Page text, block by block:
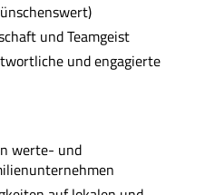
und Teamgeist
und engagierte
werte- und